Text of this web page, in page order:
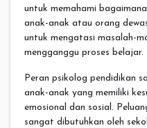
untuk memahami
anak-anak atau orang
untuk mengatasi masalah-
mengganggu proses belajar.
Peran psikolog pendidikan
anak-anak yang memiliki
emosional dan sosial.
sangat dibutuhkan oleh